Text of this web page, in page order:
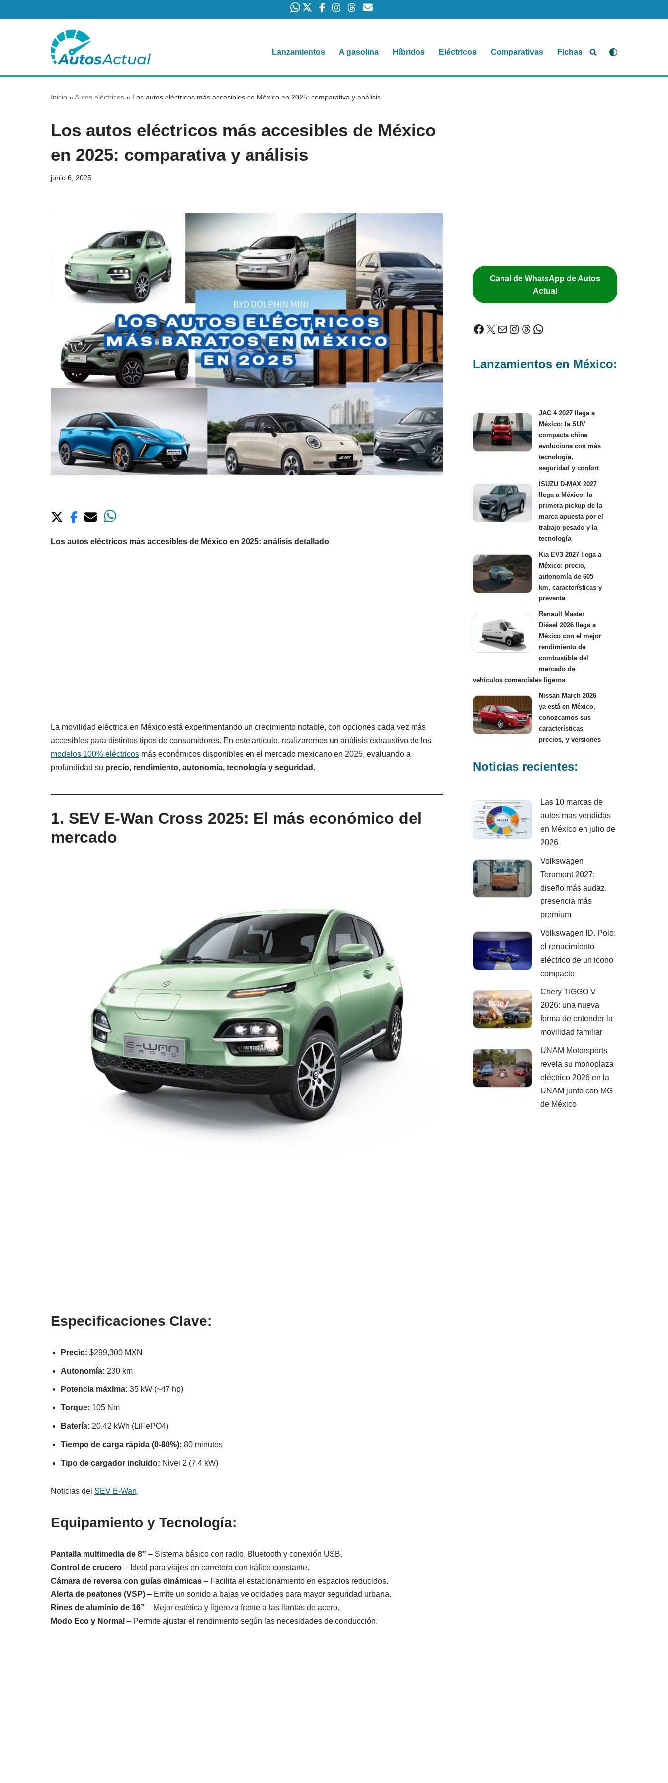
contenido
Lanzamientos A gasolina Híbridos Eléctricos Comparativas Fichas
Inicio »Autos eléctricos » Los autos eléctricos más accesibles de México en 2025: comparativa y análisis
Los autos eléctricos más accesibles de México
en 2025: comparativa y análisis
junio 6, 2025
Los autos eléctricos más accesibles de México en 2025: análisis detallado
La movilidad eléctrica en México está experimentando un crecimiento notable, con opciones cada vez más
accesibles para distintos tipos de consumidores. En este artículo, realizaremos un análisis exhaustivo de los
modelos 100% eléctricos más económicos disponibles en el mercado mexicano en 2025, evaluando a
profundidad su precio, rendimiento, autonomía, tecnología y seguridad .
1. SEV E-Wan Cross 2025: El más económico del
mercado
Especificaciones Clave:
Precio: $299,300 MXN
Autonomía: 230 km
Potencia máxima: 35 kW (~47 hp)
Torque: 105 Nm
Batería: 20.42 kWh (LiFePO4)
Tiempo de carga rápida (0-80%): 80 minutos
Tipo de cargador incluido: Nivel 2 (7.4 kW)
Noticias del SEV E-Wan.
Equipamiento y Tecnología:
Pantalla multimedia de 8” – Sistema básico con radio, Bluetooth y conexión USB.
Control de crucero – Ideal para viajes en carretera con tráfico constante.
Cámara de reversa con guías dinámicas – Facilita el estacionamiento en espacios reducidos.
Alerta de peatones (VSP) – Emite un sonido a bajas velocidades para mayor seguridad urbana.
Rines de aluminio de 16” – Mejor estética y ligereza frente a las llantas de acero.
Modo Eco y Normal – Permite ajustar el rendimiento según las necesidades de conducción.
Canal de WhatsApp de Autos
Actual
Lanzamientos en México:
JAC 4 2027 llega a
México: la SUV
compacta china
evoluciona con más
tecnología,
seguridad y confort
ISUZU D-MAX 2027
llega a México: la
primera pickup de la
marca apuesta por el
trabajo pesado y la
tecnología
Kia EV3 2027 llega a
México: precio,
autonomía de 605
km, características y
preventa
Renault Master
Diésel 2026 llega a
México con el mejor
rendimiento de
combustible del
mercado de
vehículos comerciales ligeros
Nissan March 2026
ya está en México,
conozcamos sus
características,
precios, y versiones
Noticias recientes:
Las 10 marcas de
autos mas vendidas
en México en julio de
2026
Volkswagen
Teramont 2027:
diseño más audaz,
presencia más
premium
Volkswagen ID. Polo:
el renacimiento
eléctrico de un icono
compacto
Chery TIGGO V
2026: una nueva
forma de entender la
movilidad familiar
UNAM Motorsports
revela su monoplaza
eléctrico 2026 en la
UNAM junto con MG
de México